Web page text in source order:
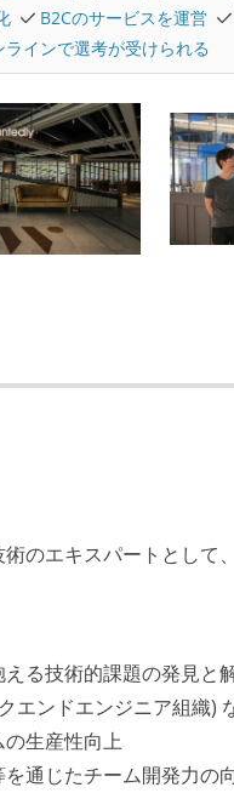
B2Cのサービスを運営
ラインで選考が受けられる
のエキスパートとし
る技術的課題の発見と
エンドエンジニア組織)
の生産性向上
通じたチーム開発力の